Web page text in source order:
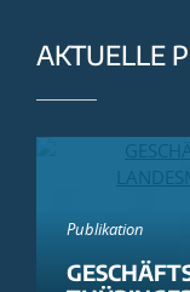
AKTUELLE
Publikation